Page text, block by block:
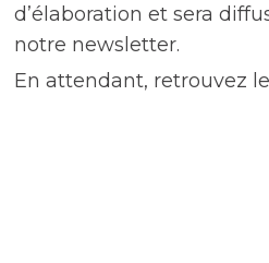
d’élaboration et sera
notre newsletter.
En attendant, retrouvez